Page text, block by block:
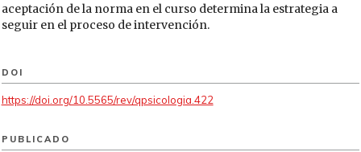
aceptación de la norma en el curso determina la estrategia a
seguir en el proceso de intervención.
DOI
https://doi.org/10.5565/rev/qpsicologia.422
PUBLICADO